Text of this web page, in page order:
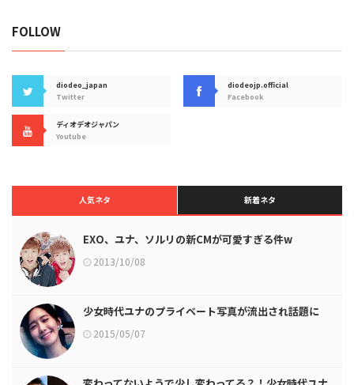
FOLLOW
diodeo_japan
Twitter
diodeojp.official
Facebook
ディオデオジャパン
Youtube
人気ネタ 新着ネタ
EXO、ユナ、ソルリの新CMが可愛すぎる件w
2013/10/08
少女時代ユナのプライベート写真が流出され話題に
2015/05/07